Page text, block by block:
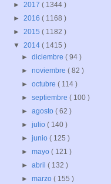
► 2017 ( 1344 )
► 2016 ( 1168 )
► 2015 ( 1182 )
▼ 2014 ( 1415 )
►diciembre( 94 )
►noviembre( 82 )
►octubre( 114 )
►septiembre( 100 )
►agosto( 62 )
►julio( 140 )
►junio( 125 )
►mayo( 121 )
►abril( 132 )
►marzo( 155 )